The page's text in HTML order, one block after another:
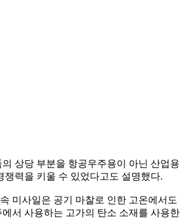
상당 부분을 항공우주용이 아닌 산업용
쟁력을 키울 수 있었다고도 설명했다.
미사일은 공기 마찰로 인한 고온에서도
서 사용하는 고가의 탄소 소재를 사용한